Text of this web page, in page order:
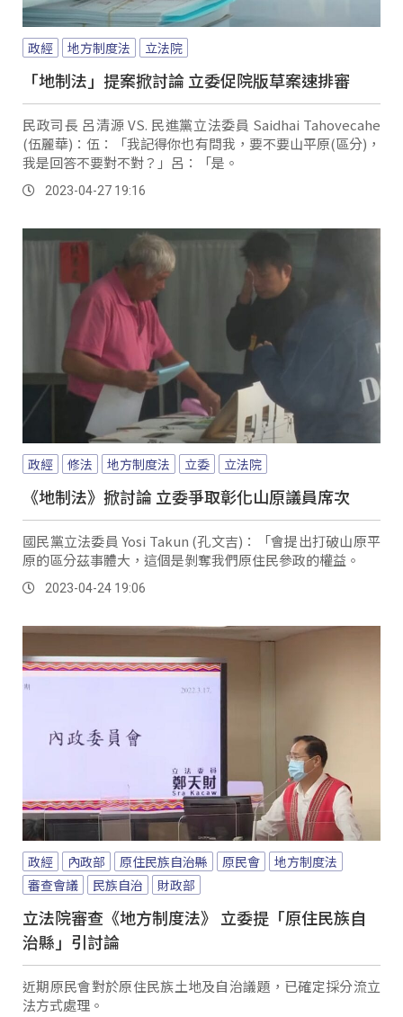
政經 地方制度法 立法院
「地制法」提案掀討論 立委促院版草案速排審
民政司長 呂清源 VS. 民進黨立法委員 Saidhai Tahovecahe
(伍麗華)：伍：「我記得你也有問我，要不要山平原(區分)，
我是回答不要對不對？」呂：「是。
2023-04-27 19:16
政經 修法 地方制度法 立委 立法院
《地制法》掀討論 立委爭取彰化山原議員席次
國民黨立法委員 Yosi Takun (孔文吉)：「會提出打破山原平
原的區分茲事體大，這個是剝奪我們原住民參政的權益。
2023-04-24 19:06
政經 內政部 原住民族自治縣 原民會
地方制度法
審查會議
民族自治 財政部
立法院審查《地方制度法》 立委提「原住民族自
治縣」引討論
近期原民會對於原住民族土地及自治議題，已確定採分流立
法方式處理。